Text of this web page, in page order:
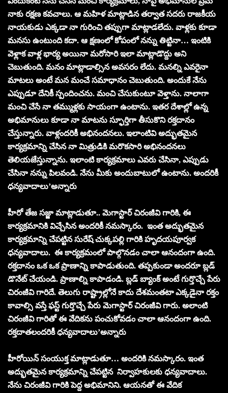
నాకు రక్షణ కవచాలు. ఆ మహిళ మాట్లాడిన తర్వాత సదరు రాజకీయ
నాయకుడు ఎక్కడా నా గురించి తప్పుగా మాట్లాడలేదు. వాళ్లకు కూడా
మనసు ఉంటుంది కదా. ఆ క్షణంలో కోపంలో నన్ను తిట్టినా… ఇంటికి
వెళ్లాక వాళ్ల భార్య అయినా మరోసారి ఇలా మాట్లాడొద్దు అని
చెబుతుంది. మనం మాట్లాడాల్సిన అవసరం లేదు. మనల్ని ఎవరైనా
మాటలు అంటే మన మంచే సమాధానం చెబుతుంది. అందుకే నేను
ఎప్పుడూ దేనికీ స్పందించను. మంచి చేసుకుంటూ వెళ్తాను. నాలాగా
మంచి చేసే నా తమ్ముళ్లకు సాయంగా ఉంటాను. ఇతర దేశాల్లో ఉన్న
అభిమానులు కూడా నా మాటను స్ఫూర్తిగా తీసుకొని రక్తదానం
చేస్తున్నారు. వాళ్లందరికీ అభినందనలు. ఇలాంటివి అద్భుతమైన
కార్యక్రమాన్ని చేసిన నా మిత్రుడికి మరొకసారి అభినందనలు
తెలియజేస్తున్నాను. ఇలాంటి కార్యక్రమాలు ఎవరు చేసినా, ఎప్పుడు
చేసినా నన్ను పిలవండి. నేను మీకు అందుబాటులో ఉంటాను. అందరికీ
ధన్యవాదాలు’అన్నారు
హీరో తేజ సజ్జా మాట్లాడుతూ.. మెగాస్టార్ చిరంజీవి గారికి, ఈ
కార్యక్రమానికి విచ్చేసిన అందరికీ నమస్కారం. ఇంత అద్భుతమైన
కార్యక్రమాన్ని చేపట్టిన సురేష్ చుక్కపల్లి గారికి హృదయపూర్వక
ధన్యవాదాలు. ఈ కార్యక్రమంలో పాల్గొనడం చాలా ఆనందంగా ఉంది.
రక్తదానం ఒక ఒక ప్రాణాన్ని కాపాడుతుంది. తప్పకుండా అందరూ బ్లడ్
డొనేట్ చేయండి. ప్రాణాల్ని కాపాడండి. బ్లడ్ బ్యాంక్ అంటే గుర్తొచ్చే పేరు
చిరంజీవి గారిదే. తెలుగు రాష్ట్రాల్లోనే కాదు దేశమంతటా ఎక్కడైనా రక్తం
కావాల్సి వస్తే ఫస్ట్ గుర్తొచ్చే పేరు మెగాస్టార్ చిరంజీవి గారు. అలాంటి
చిరంజీవి గారితో ఈ వేదికను పంచుకోవడం చాలా ఆనందంగా ఉంది.
రక్తదాతలందరికీ ధన్యవాదాలు’అన్నారు
హీరోయిన్ సంయుక్త మాట్లాడుతూ… అందరికి నమస్కారం. ఇంత
అద్భుతమైన కార్యక్రమాన్ని చేపట్టిన నిర్వాహకులకు ధన్యవాదాలు.
నేను చిరంజీవి గారికి పెద్ద అభిమానిని. ఆయనతో ఈ వేదిక